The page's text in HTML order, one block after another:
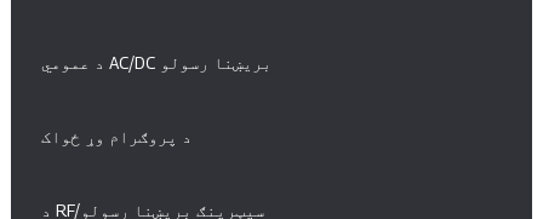
د عمومي AC/DC بریښنا رسولو
د پروګرام وړ ځواک
د RF/سپټرینګ بریښنا رسولو